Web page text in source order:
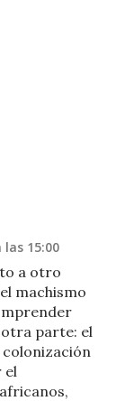
las 15:00
a otro
machismo
otra parte: el
el